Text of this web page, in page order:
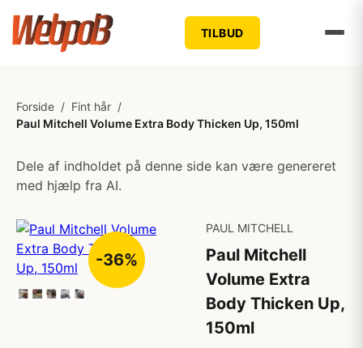
TILBUD
Forside / Fint hår /
Paul Mitchell Volume Extra Body Thicken Up, 150ml
Dele af indholdet på denne side kan være genereret
med hjælp fra AI.
-36%
PAUL MITCHELL
Paul Mitchell
Volume Extra
Body Thicken Up,
150ml